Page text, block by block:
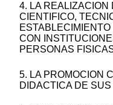
4. LA
CIENTIFICO,
CON
PERSONAS
5. LA PROMOCION
DIDACTICA DE